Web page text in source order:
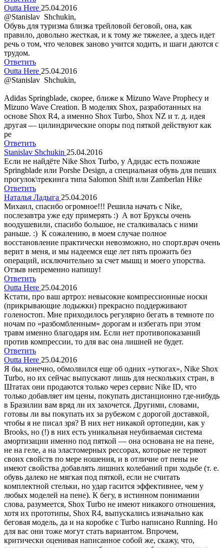
Outta Here 25.04.2016
@Stanislav Shchukin,
Обувь для туризма близка трейловой беговой, она, как
правило, довольно жесткая, и к тому же тяжелее, а здесь идет
речь о том, что человек заново учится ходить, и шаги даются с
трудом.
Ответить
Outta Here 25.04.2016
@Stanislav Shchukin,
Adidas Springblade, скорее, ближе к Mizuno Wave Prophecy и
Mizuno Wave Creation. В моделях Shox, разработанных на
основе Shox R4, а именно Shox Turbo, Shox NZ и т. д. идея
другая — цилиндрические опоры под пяткой действуют как
ре
Ответить
Stanislav Shchukin 25.04.2016
Если не найдёте Nike Shox Turbo, у Адидас есть похожие
Springblade или Porshe Design, а специальная обувь для пеших
прогулок\трекинга типа Salomon Shift или Zamberlan Hike
Ответить
Наталья Ладыга 25.04.2016
Михаил, спасибо огромное!!! Решила начать с Nike,
послезавтра уже еду примерять :) А вот Бруксы очень
воодушевили, спасибо большое, не сталкивалась с ними
раньше. :) К сожалению, в моем случае полное
восстановление практически невозможно, но спорт.врач очень
верит в меня, и мы надеемся еще лет пять прожить без
операций, исключительно за счет мышц и моего упорства.
Отзыв непременно напишу!
Ответить
Outta Here 25.04.2016
Кстати, про ваш артроз: невысокие компрессионные носки
(прикрывающие лодыжки) прекрасно поддерживают
голеностоп. Мне приходилось регулярно бегать в темноте по
ночам по «разбомбленным» дорогам и избегать при этом
травм именно благодаря им. Если нет противопоказаний
против компрессии, то для вас она лишней не будет.
Ответить
Outta Here 25.04.2016
Я бы, конечно, обмолвился еще об одних «утюгах», Nike Shox
Turbo, но их сейчас выпускают лишь для нескольких стран, в
Штатах они продаются только через сервис Nike ID, что
только добавляет им цены, покупать дистанционно где-нибудь
в Бразилии вам вряд ли их захочется. Другими, словами,
готовы ли вы покупать их за рубежом с дорогой доставкой,
чтобы я не писал зря? В них нет никакой ортопедии, как у
Brooks, но (!) в них есть уникальная неубиваемая система
амортизации именно под пяткой — она основана не на пене,
не на геле, а на эластомерных рессорах, которые не теряют
своих свойств по мере ношения, и в отличие от пены не
имеют свойства добавлять лишних колебаний при ходьбе (т. е.
обувь далеко не мягкая под пяткой, если не считать
комплектной стельки, но удар гасится эффективнее, чем у
любых моделей на пене). К бегу, в истинном понимании
слова, разумеется, Shox Turbo не имеют никакого отношения,
хотя их прототипы, Shox R4, выпускались изначально как
беговая модель, да и на коробке с Turbo написано Running. Но
для вас они тоже могут стать вариантом. Впрочем,
критически оценивая написанное собой же, скажу, что,